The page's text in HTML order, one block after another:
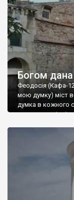
Богом
Феодосія (Кафа-
мою думку) міст
думка в кожного
запрошую